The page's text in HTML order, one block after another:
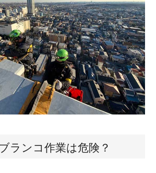
ランコ作業は危険？